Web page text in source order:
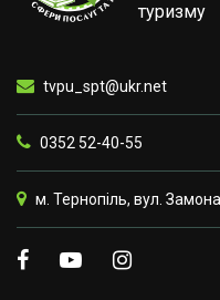
туризму
tvpu_spt@ukr.net
0352 52-40-55
м. Тернопіль, вул.